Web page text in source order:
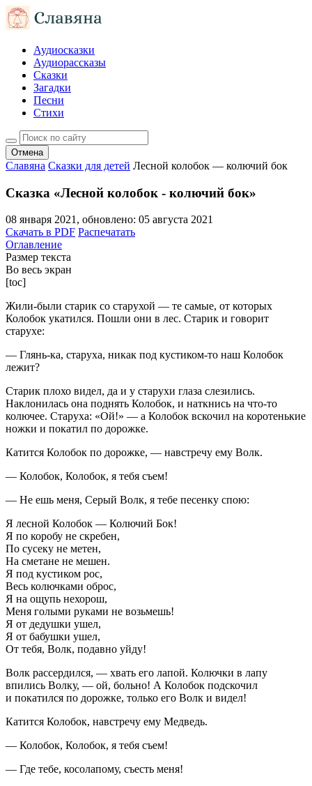
Аудиосказки
Аудиорассказы
Сказки
Загадки
Песни
Стихи
Отмена
Славяна Сказки для детей Лесной колобок — колючий бок
Сказка «Лесной колобок - колючий бок»
08 января 2021, обновлено: 05 августа 2021
Скачать в PDF Распечатать
Оглавление
Размер текста
Во весь экран
[toc]
Жили-были старик со старухой — те самые, от которых
Колобок укатился. Пошли они в лес. Старик и говорит
старухе:
— Глянь-ка, старуха, никак под кустиком-то наш Колобок
лежит?
Старик плохо видел, да и у старухи глаза слезились.
Наклонилась она поднять Колобок, и наткнись на что-то
колючее. Старуха: «Ой!» — а Колобок вскочил на коротенькие
ножки и покатил по дорожке.
Катится Колобок по дорожке, — навстречу ему Волк.
— Колобок, Колобок, я тебя съем!
— Не ешь меня, Серый Волк, я тебе песенку спою:
Я лесной Колобок — Колючий Бок!
Я по коробу не скребен,
По сусеку не метен,
На сметане не мешен.
Я под кустиком рос,
Весь колючками оброс,
Я на ощупь нехорош,
Меня голыми руками не возьмешь!
Я от дедушки ушел,
Я от бабушки ушел,
От тебя, Волк, подавно уйду!
Волк рассердился, — хвать его лапой. Колючки в лапу
впились Волку, — ой, больно! А Колобок подскочил
и покатился по дорожке, только его Волк и видел!
Катится Колобок, навстречу ему Медведь.
— Колобок, Колобок, я тебя съем!
— Где тебе, косолапому, съесть меня!